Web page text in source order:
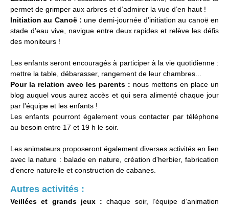
permet de grimper aux arbres et d’admirer la vue d’en haut !
Initiation au Canoë : une demi-journée d’initiation au canoë en
stade d’eau vive, navigue entre deux rapides et relève les défis
des moniteurs !
Les enfants seront encouragés à participer à la vie quotidienne :
mettre la table, débarasser, rangement de leur chambres...
Pour la relation avec les parents : nous mettons en place un
blog auquel vous aurez accès et qui sera alimenté chaque jour
par l'équipe et les enfants !
Les enfants pourront également vous contacter par téléphone
au besoin entre 17 et 19 h le soir.
Les animateurs proposeront également diverses activités en lien
avec la nature : balade en nature, création d'herbier, fabrication
d'encre naturelle et construction de cabanes.
Autres activités :
Veillées et grands jeux : chaque soir, l’équipe d’animation